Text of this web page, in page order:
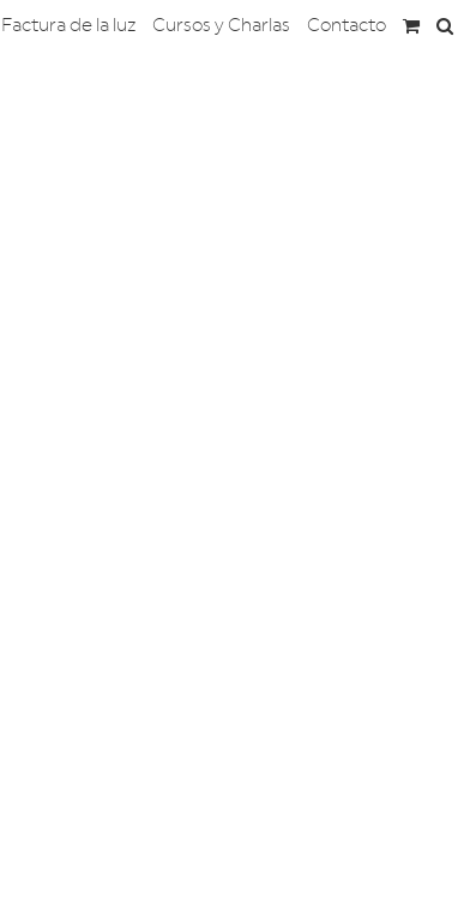
Factura de la luz Cursos y Charlas Contacto